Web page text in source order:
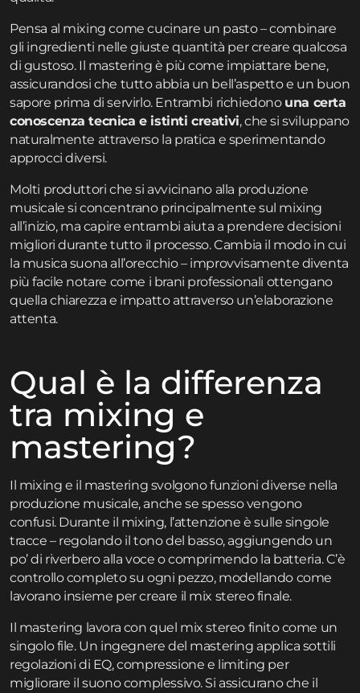
Pensa al mixing come cucinare un pasto – combinare
gli ingredienti nelle giuste quantità per creare qualcosa
di gustoso. Il mastering è più come impiattare bene,
assicurandosi che tutto abbia un bell’aspetto e un buon
sapore prima di servirlo. Entrambi richiedono una certa
conoscenza tecnica e istinti creativi, che si sviluppano
naturalmente attraverso la pratica e sperimentando
approcci diversi.
Molti produttori che si avvicinano alla produzione
musicale si concentrano principalmente sul mixing
all’inizio, ma capire entrambi aiuta a prendere decisioni
migliori durante tutto il processo. Cambia il modo in cui
la musica suona all’orecchio – improvvisamente diventa
più facile notare come i brani professionali ottengano
quella chiarezza e impatto attraverso un’elaborazione
attenta.
Qual è la differenza
tra mixing e
mastering?
Il mixing e il mastering svolgono funzioni diverse nella
produzione musicale, anche se spesso vengono
confusi. Durante il mixing, l’attenzione è sulle singole
tracce – regolando il tono del basso, aggiungendo un
po’ di riverbero alla voce o comprimendo la batteria. C’è
controllo completo su ogni pezzo, modellando come
lavorano insieme per creare il mix stereo finale.
Il mastering lavora con quel mix stereo finito come un
singolo file. Un ingegnere del mastering applica sottili
regolazioni di EQ, compressione e limiting per
migliorare il suono complessivo. Si assicurano che il